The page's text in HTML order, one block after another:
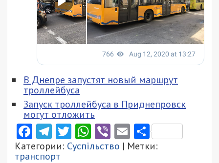
В Днепре запустят новый маршрут
троллейбуса
Запуск троллейбуса в Приднепровск
могут отложить
Facebook
Telegram
Twitter
WhatsApp
ViberEmail
Категории: Суспільство | Метки:
транспорт